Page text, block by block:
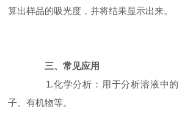
算出样品的吸光度，并将结果显示出来。
三、常见应用
1.化学分析：用于分析溶液中的
子、有机物等。